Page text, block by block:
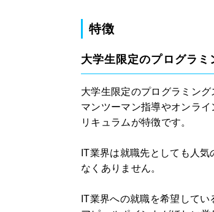
特徴
大学生限定のプログラミ
大学生限定のプログラミン
マンツーマン指導やオンラ
リキュラムが特徴です。
IT業界は就職先としても人
なくありません。
IT業界への就職を希望して